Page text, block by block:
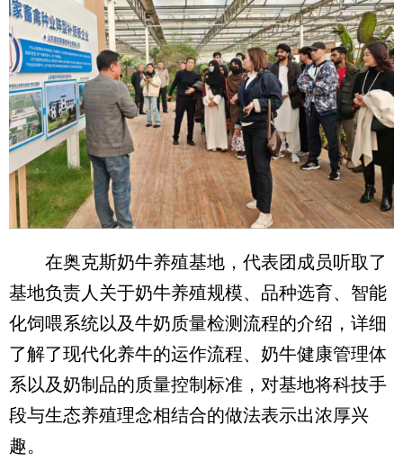
在奥克斯奶牛养殖基地，代表团成员听取了
基地负责人关于奶牛养殖规模、品种选育、智能
化饲喂系统以及牛奶质量检测流程的介绍，详细
了解了现代化养牛的运作流程、奶牛健康管理体
系以及奶制品的质量控制标准，对基地将科技手
段与生态养殖理念相结合的做法表示出浓厚兴
趣。